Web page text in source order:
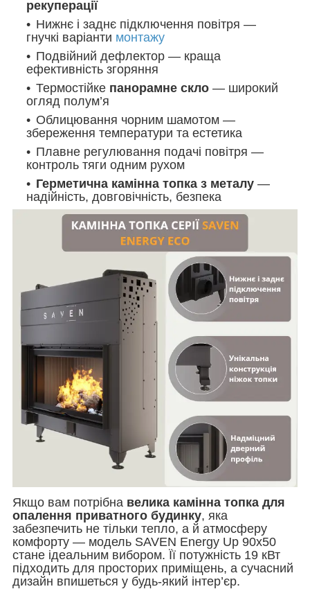
рекуперації
Нижнє і заднє підключення повітря —
гнучкі варіанти монтажу
Подвійний дефлектор — краща
ефективність згоряння
Термостійке панорамне скло — широкий
огляд полум’я
Облицювання чорним шамотом —
збереження температури та естетика
Плавне регулювання подачі повітря —
контроль тяги одним рухом
Герметична камінна топка з металу —
надійність, довговічність, безпека
Якщо вам потрібна велика камінна топка для
опалення приватного будинку, яка
забезпечить не тільки тепло, а й атмосферу
комфорту — модель SAVEN Energy Up 90х50
стане ідеальним вибором. Її потужність 19 кВт
підходить для просторих приміщень, а сучасний
дизайн впишеться у будь-який інтер’єр.